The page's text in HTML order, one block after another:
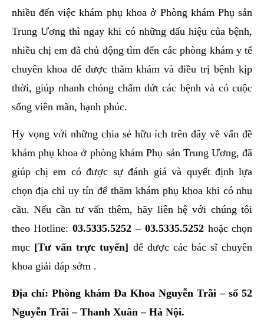
nhiều đến việc khám phụ khoa ở Phòng khám Phụ sản
Trung Ương thì ngay khi có những dấu hiệu của bệnh,
nhiều chị em đã chủ động tìm đến các phòng khám y tế
chuyên khoa để được thăm khám và điều trị bệnh kịp
thời, giúp nhanh chóng chấm dứt các bệnh và có cuộc
sống viên mãn, hạnh phúc.
Hy vọng với những chia sẻ hữu ích trên đây về vấn đề
khám phụ khoa ở phòng khám Phụ sản Trung Ương, đã
giúp chị em có được sự đánh giá và quyết định lựa
chọn địa chỉ uy tín để thăm khám phụ khoa khi có nhu
cầu. Nếu cần tư vấn thêm, hãy liên hệ với chúng tôi
theo Hotline: 03.5335.5252 – 03.5335.5252hoặc chọn
mục [Tư vấn trực tuyến] để được các bác sĩ chuyên
khoa giải đáp sớm .
Địa chỉ: Phòng khám Đa Khoa Nguyễn Trãi – số 52
Nguyễn Trãi – Thanh Xuân – Hà Nội.